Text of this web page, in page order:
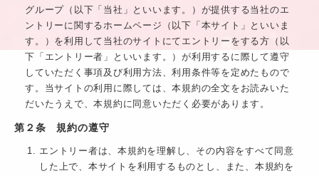
グループ （以下「当社」といいます。）が提供する当社のエ
ントリーに関するホームページ（以下「本サイト」といいま
す。）を利用して当社のサイトにてエントリーをする方（以
下「エントリー者」といいます。）が利用するに際して遵守
していただく事項及び利用方法、利用条件等を定めたもので
す。当サイトの利用に際しては、本規約の全文をお読みいた
だいたうえで、本規約に同意いただく必要があります。
第２条 規約の遵守
エントリー者は、本規約を理解し、その内容をすべて同意
した上で、本サイトを利用するものとし、また、本規約を